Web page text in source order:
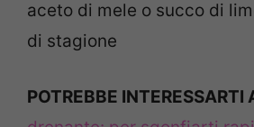
aceto di mele o succo di
di stagione
POTREBBE INTERESSARTI